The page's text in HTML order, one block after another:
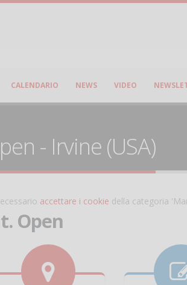
CALENDARIO NEWS VIDEO
- Irvine (USA)
accettare i cookie della categoria
Open